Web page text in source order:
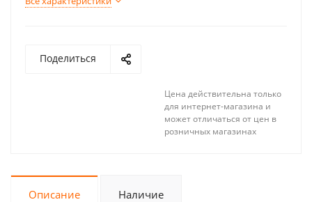
Поделиться
Цена действительна только
для интернет-магазина и
может отличаться от цен в
розничных магазинах
Описание Наличие